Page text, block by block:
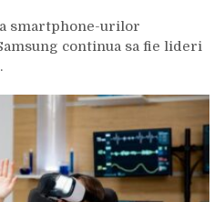
smartphone-urilor
continua sa fie lideri